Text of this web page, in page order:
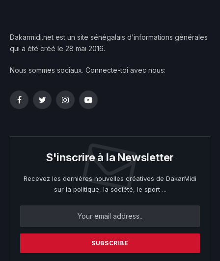
Dakarmidi.net est un site sénégalais d’informations générales
qui a été créé le 28 mai 2016.
Nous sommes sociaux. Connecte-toi avec nous:
FacebookTwitterInstagramYouTube
S'inscrire à la Newsletter
Recevez les dernières nouvelles créatives de DakarMidi
sur la politique, la société, le sport ...